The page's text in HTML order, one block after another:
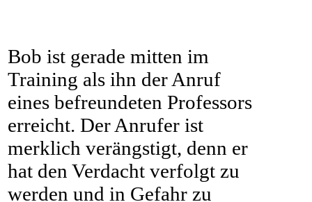
Bob ist gerade mitten im
Training als ihn der Anruf
eines befreundeten Professors
erreicht. Der Anrufer ist
merklich verängstigt, denn er
hat den Verdacht verfolgt zu
werden und in Gefahr zu